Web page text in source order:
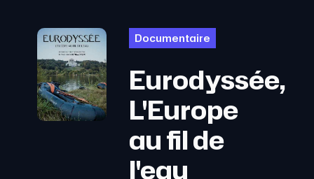
Documentaire
Eurodyssée,
L'Europe
au fil de
l'eau